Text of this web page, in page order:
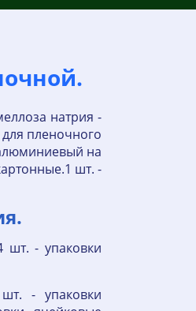
натрия -
пленочного
на
шт. -
шт. - упаковки
- упаковки